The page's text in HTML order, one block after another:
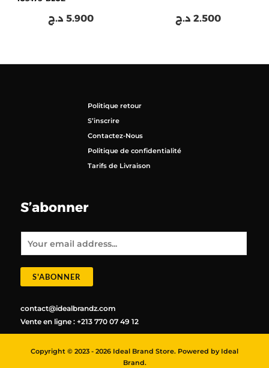
5.900 د.ج 2.500 د.ج
Politique retour
S’inscrire
Contactez-Nous
Politique de confidentialité
Tarifs de Livraison
S’abonner
*
S'ABONNER
contact@idealbrandz.com
Vente en ligne : +213 770 07 49 12
Copyright © 2023 - 2026 Ideal Brand Store. Powered by Ideal
Brand.